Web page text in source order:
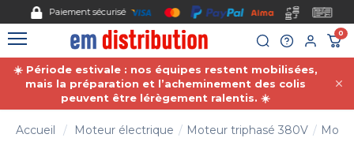
Paiement sécurisé
0
☀️ Période estivale : nos équipes restent mobilisées,
mais la préparation et l’acheminement des colis
peuvent être lérègement ralentis. ☀️
Accueil Moteur électrique Moteur triphasé 380V
Gestion des cookies